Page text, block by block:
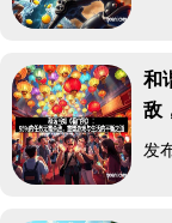
和
敌
发